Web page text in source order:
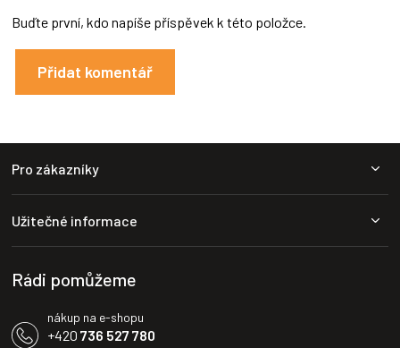
Buďte první, kdo napíše příspěvek k této položce.
Přidat komentář
Pro zákazníky
Užitečné informace
Rádi pomůžeme
nákup na e-shopu
+420 736 527 780